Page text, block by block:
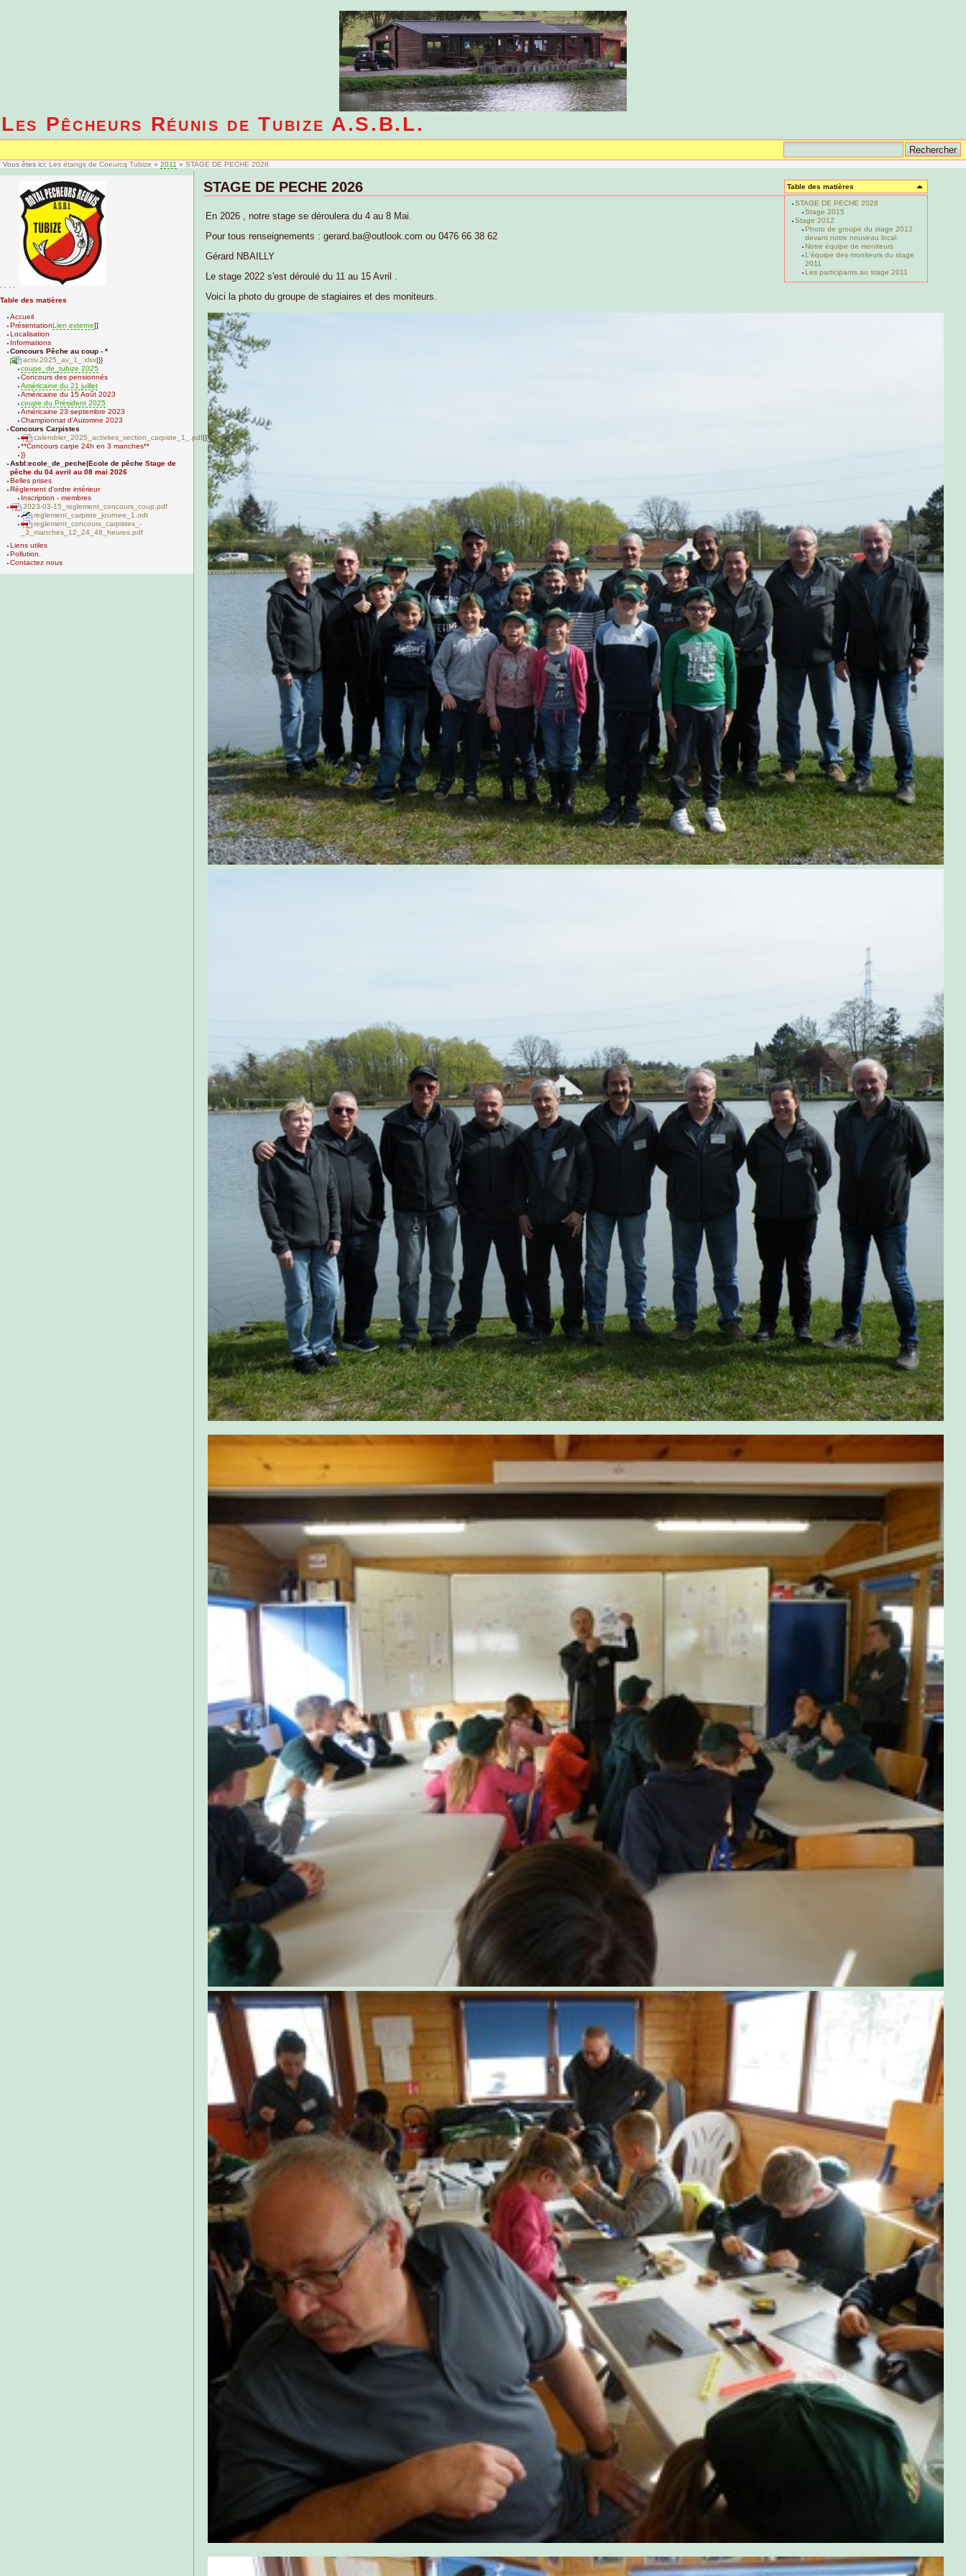
Les Pêcheurs Réunis de Tubize A.S.B.L.
Vous êtes ici: Les étangs de Coeurcq Tubize » 2011 » STAGE DE PECHE 2026
Table des matières
Accueil
PrésentationLien externe]]
Localisation
Informations
Concours Pêche au coup - *
activ.2025_av_1_.xlsx |}}
coupe_de_tubize 2025
Concours des pensionnés
Américaine du 21 juillet
Américaine du 15 Août 2023
coupe du Président 2025
Américaine 23 septembre 2023
Championnat d'Automne 2023
Concours Carpistes
calendrier_2025_activites_section_carpiste_1_.pdf|}}}
**Concours carpe 24h en 3 manches**
}}
Asbl:ecole_de_peche|Ecole de pêche Stage de
pêche du 04 avril au 08 mai 2026
Belles prises
Règlement d'ordre intérieur
Inscription - membres
2023-03-15_reglement_concours_coup.pdf
reglement_carpiste_journee_1.odt
reglement_concours_carpistes_-
_3_manches_12_24_48_heures.pdf
Liens utiles
Pollution.
Contactez nous
Table des matières
STAGE DE PECHE 2026
Stage 2015
Stage 2012
Photo de groupe du stage 2012
devant notre nouveau local
Notre équipe de moniteurs
L'équipe des moniteurs du stage
2011
Les participants au stage 2011
STAGE DE PECHE 2026
En 2026 , notre stage se déroulera du 4 au 8 Mai.
Pour tous renseignements : gerard.ba@outlook.com ou 0476 66 38 62
Gérard NBAILLY
Le stage 2022 s'est déroulé du 11 au 15 Avril .
Voici la photo du groupe de stagiaires et des moniteurs.